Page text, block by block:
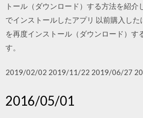
トール（ダウンロード）する方法を紹介
でインストールしたアプリ 以前購入した
を再度インストール（ダウンロード）す
す。
2019/02/02 2019/11/22 2019/06/27
2016/05/01